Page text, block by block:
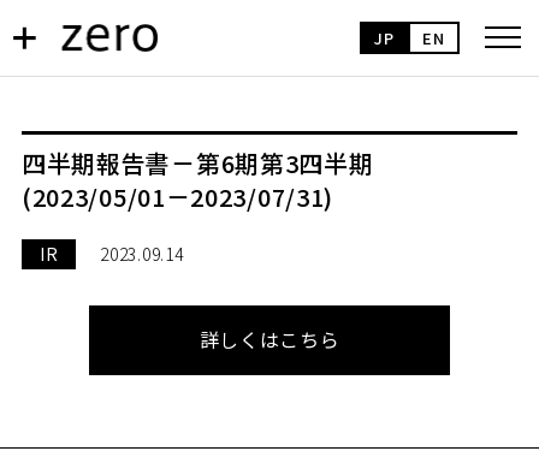
JP EN
四半期報告書－第6期第3四半期
(2023/05/01－2023/07/31)
IR 2023.09.14
詳しくはこちら